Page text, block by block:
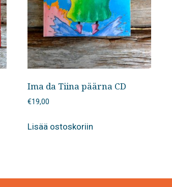
Ima da Tiina päärna CD
€19,00
Lisää ostoskoriin